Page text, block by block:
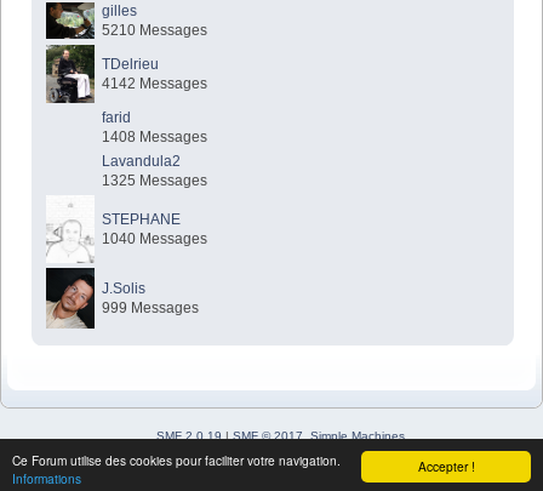
Accepter !
Ce Forum utilise des cookies pour faciliter votre navigation.
Informations
gilles
5210 Messages
TDelrieu
4142 Messages
farid
1408 Messages
Lavandula2
1325 Messages
STEPHANE
1040 Messages
J.Solis
999 Messages
SMF 2.0.19 | SMF © 2017
Simple Machines
Simple Audio Video Embedder
SimplePortal 2.3.7 © 2008-2026, SimplePortal